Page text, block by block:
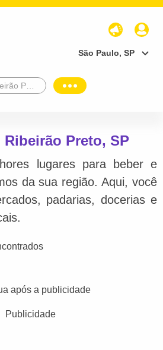
São Paulo, SP
Ribeirão Preto, SP
lugares para beber e
da sua região. Aqui, você
padarias, docerias e
após a publicidade
Publicidade